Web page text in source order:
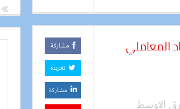
المعاملي
الاوسط
مشاركة
تغريدة
مشاركة